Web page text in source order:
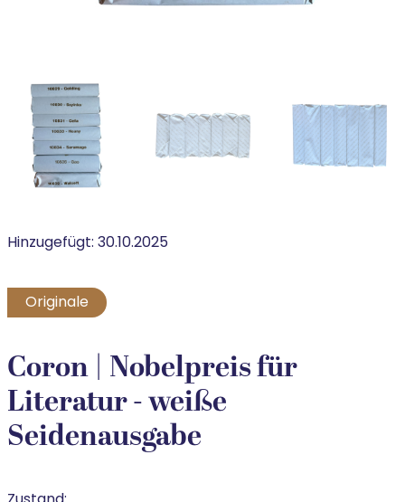
Hinzugefügt:30.10.2025
Originale
Coron | Nobelpreis für
Literatur - weiße
Seidenausgabe